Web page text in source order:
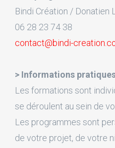
Bindi Création / Donatien
06 28 23 74 38
contact@bindi-
> Informations
Les formations sont
se déroulent au sein de
Les programmes sont
de votre projet, de votre